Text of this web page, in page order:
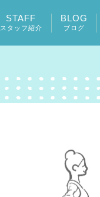
STAFF
スタッフ紹介
BLOG
ブログ